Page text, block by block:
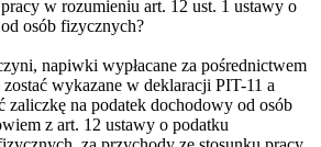
w rozumieniu art. 12 ust. 1 ustawy o
osób fizycznych?
napiwki wypłacane za pośrednictwem
wykazane w deklaracji PIT-11 a
zaliczkę na podatek dochodowy od osób
z art. 12 ustawy o podatku